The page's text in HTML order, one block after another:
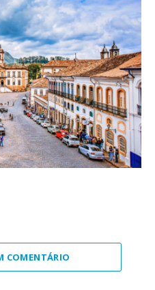
COMENTÁRIO